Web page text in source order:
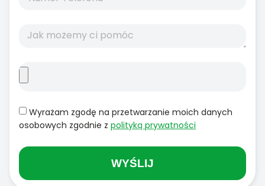
Wyrażam zgodę na przetwarzanie moich danych
osobowych zgodnie z polityką prywatności
WYŚLIJ